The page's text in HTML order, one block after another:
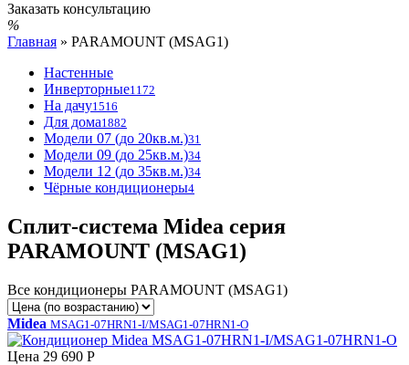
Заказать консультацию
Главная » PARAMOUNT (MSAG1)
Настенные
Инверторные1172
На дачу1516
Для дома1882
Модели 07 (до 20кв.м.)31
Модели 09 (до 25кв.м.)34
Модели 12 (до 35кв.м.)34
Чёрные кондиционеры4
Сплит-система Midea серия
PARAMOUNT (MSAG1)
Все кондиционеры PARAMOUNT (MSAG1)
Midea MSAG1-07HRN1-I/MSAG1-07HRN1-O
Цена 29 690 Р